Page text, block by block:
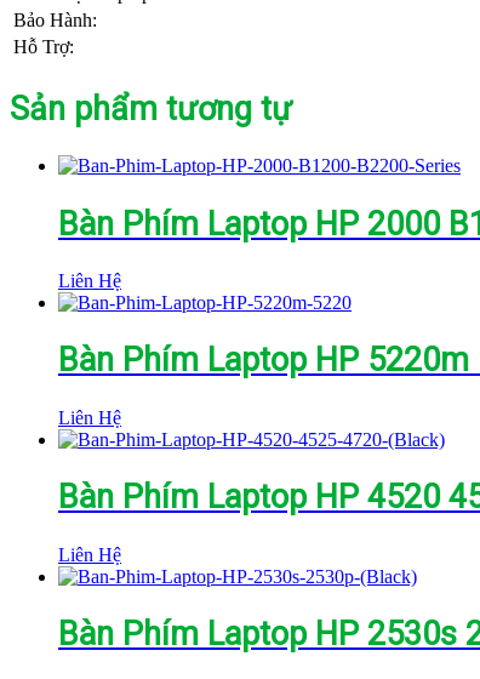
Bảo Hành:
Hỗ Trợ:
Sản phẩm tương tự
Bàn Phím Laptop HP 2000
Liên Hệ
Bàn Phím Laptop HP 5220m
Liên Hệ
Bàn Phím Laptop HP 4520
Liên Hệ
Bàn Phím Laptop HP 2530s